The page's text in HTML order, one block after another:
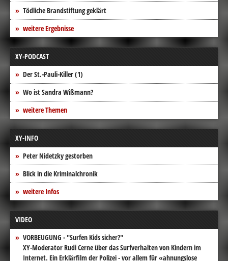
Tödliche Brandstiftung geklärt
weitere Ergebnisse
XY-PODCAST
Der St.-Pauli-Killer (1)
Wo ist Sandra Wißmann?
weitere Themen
XY-INFO
Peter Nidetzky gestorben
Blick in die Kriminalchronik
weitere Infos
VIDEO
VORBEUGUNG - "Surfen Kids sicher?"
XY-Moderator Rudi Cerne über das Surfverhalten von Kindern im
Internet. Ein Erklärfilm der Polizei - vor allem für «ahnungslose